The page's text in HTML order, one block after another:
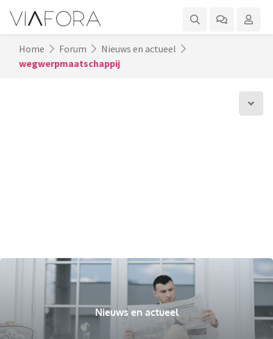
Home Forum
Nieuws en actueel
wegwerpmaatschappij
Nieuws en actueel